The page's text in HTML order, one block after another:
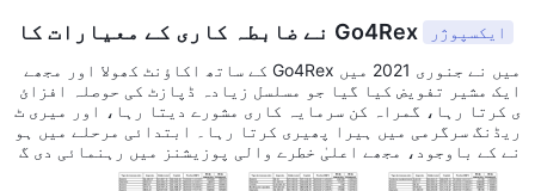
ایکسپوژر
Go4Rex نے ضابطہ کاری کے معیارات کا
لحاظ کیے بغیر کام کیا میں نے جنوری 2021 میں Go4Rex کے ساتھ اکاؤنٹ کھولا اور مجھے
ایک مشیر تفویض کیا گیا جو مسلسل زیادہ ڈپازٹ کی حوصلہ افزائ
ی کرتا رہا، گمراہ کن سرمایہ کاری مشورے دیتا رہا، اور میری ٹ
ریڈنگ سرگرمی میں ہیرا پھیری کرتا رہا۔ ابتدائی مرحلے میں ہو
نے کے باوجود، مجھے اعلیٰ خطرے والی پوزیشنز میں رہنمائی دی گ
ئی اور نقصانات کی تلافی یا بونس کھولنے کے بہانے فنڈز جمع کرن